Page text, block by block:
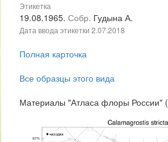
Этикетка
19.08.1965. Собр. Гудына А.
Дата ввода этикетки 2.07.2018
Полная карточка
Все образцы этого вида
Материалы "Атласа флоры России" (